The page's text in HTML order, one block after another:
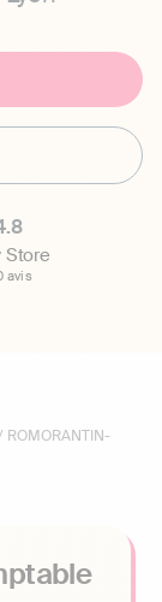
Store
avis
ROMORANTIN-